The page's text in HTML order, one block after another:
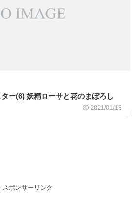
ー(6) 妖精ローサと花のまぼろし
2021/01/18
スポンサーリンク